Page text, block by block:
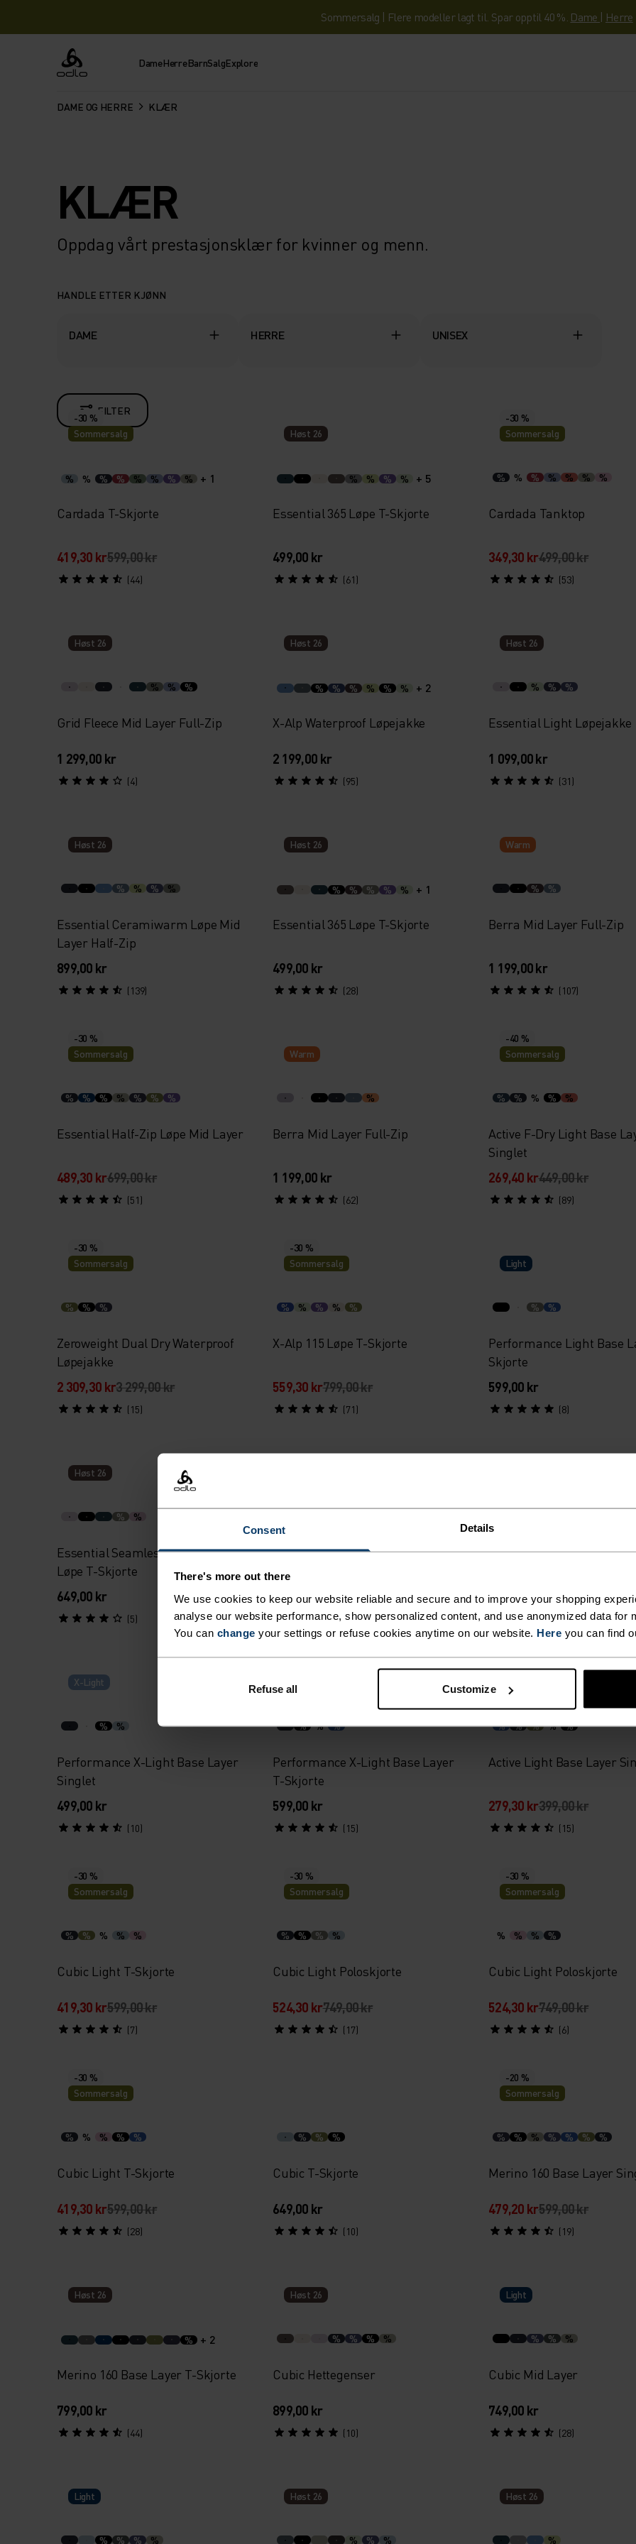
Consent Details
There's more out there
We use cookies to keep our website reliable and secure and to improve your shopping
analyse our website performance, show personalized content, and use anonymized data for
You can change your settings or refuse cookies anytime on our website. Here you can find
Refuse all Customize
Sommersalg | Flere modeller lagt til. Spar opptil 40 %. Dame | Herre
Odlo DameHerreBarnSalgExplore
DAME OG HERRE KLÆR
KLÆR
Oppdag vårt prestasjonsklær for kvinner og menn.
HANDLE ETTER KJØNN
DAME HERRE UNISEX
FILTER
-30 %
Sommersalg
% % % % % % % % + 1
Cardada T-Skjorte
419,30 kr599,00 kr
(44)
Høst 26
% % % % + 5
Essential 365 Løpe T-Skjorte
499,00 kr
(61)
-30 %
Sommersalg
% % % % % % %
Cardada Tanktop
349,30 kr499,00 kr
(53)
Høst 26
% % %
Grid Fleece Mid Layer Full-Zip
1 299,00 kr
(4)
Høst 26
% % % % % % + 2
X-Alp Waterproof Løpejakke
2 199,00 kr
(95)
Høst 26
% % %
Essential Light Løpejakke
1 099,00 kr
(31)
Høst 26
% % % %
Essential Ceramiwarm Løpe Mid
Layer Half-Zip
899,00 kr
(139)
Høst 26
% % % % % + 1
Essential 365 Løpe T-Skjorte
499,00 kr
(28)
Warm
% %
Berra Mid Layer Full-Zip
1 199,00 kr
(107)
-30 %
Sommersalg
% % % % % % %
Essential Half-Zip Løpe Mid Layer
489,30 kr699,00 kr
(51)
Warm
%
Berra Mid Layer Full-Zip
1 199,00 kr
(62)
-40 %
Sommersalg
% % % % %
Active F-Dry Light Base
Singlet
269,40 kr449,00 kr
(89)
-30 %
Sommersalg
% % %
Zeroweight Dual Dry Waterproof
Løpejakke
2 309,30 kr3 299,00 kr
(15)
-30 %
Sommersalg
% % % % %
X-Alp 115 Løpe T-Skjorte
559,30 kr799,00 kr
(71)
Light
% %
Performance Light Base
Skjorte
599,00 kr
(8)
Høst 26
% %
Essential Seamless Langermet
Løpe T-Skjorte
649,00 kr
(5)
Essential Seamless Løpe T-Skjorte
549,00 kr
(12)
Essential Seamless Løpe
549,00 kr
(4)
X-Light
% %
Performance X-Light Base Layer
Singlet
499,00 kr
(10)
% % %
Performance X-Light Base Layer
T-Skjorte
599,00 kr
(15)
-30 %
% % % % %
Active Light Base Layer
279,30 kr399,00 kr
(15)
-30 %
Sommersalg
% % % % %
Cubic Light T-Skjorte
419,30 kr599,00 kr
(7)
-30 %
Sommersalg
% % % %
Cubic Light Poloskjorte
524,30 kr749,00 kr
(17)
-30 %
Sommersalg
% % % %
Cubic Light Poloskjorte
524,30 kr749,00 kr
(6)
-30 %
Sommersalg
% % % % %
Cubic Light T-Skjorte
419,30 kr599,00 kr
(28)
% % %
Cubic T-Skjorte
649,00 kr
(10)
-20 %
Sommersalg
% % % % % % %
Merino 160 Base Layer
479,20 kr599,00 kr
(19)
Høst 26
% + 2
Merino 160 Base Layer T-Skjorte
799,00 kr
(44)
Høst 26
% % % %
Cubic Hettegenser
899,00 kr
(10)
Light
% % %
Cubic Mid Layer
749,00 kr
(28)
Light
% % % %
Høst 26
% % %
Høst 26
%